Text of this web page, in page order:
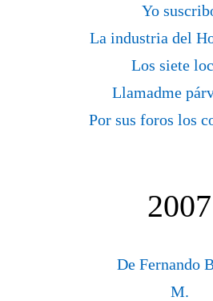
Yo
La industria del
Los siete
Llamadme
Por sus foros los
2007
De Fernando
M.